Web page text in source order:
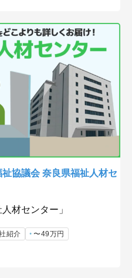
協議会 奈良県福祉人材セ
材センター」
紹介
〜49万円